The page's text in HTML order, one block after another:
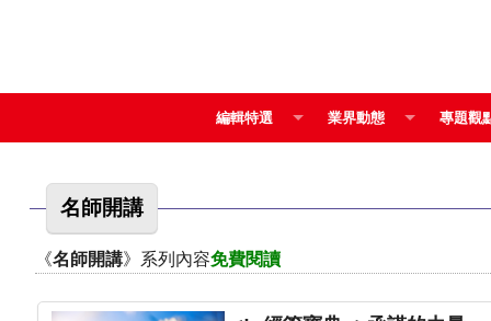
編輯特選 業界動態 專題觀
名師開講
《名師開講》系列內容免費閱讀